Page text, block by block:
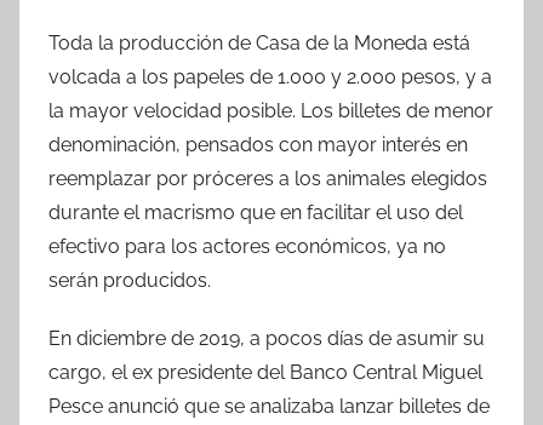
Toda la producción de Casa de la Moneda está
volcada a los papeles de 1.000 y 2.000 pesos, y a
la mayor velocidad posible. Los billetes de menor
denominación, pensados con mayor interés en
reemplazar por próceres a los animales elegidos
durante el macrismo que en facilitar el uso del
efectivo para los actores económicos, ya no
serán producidos.
En diciembre de 2019, a pocos días de asumir su
cargo, el ex presidente del Banco Central Miguel
Pesce anunció que se analizaba lanzar billetes de